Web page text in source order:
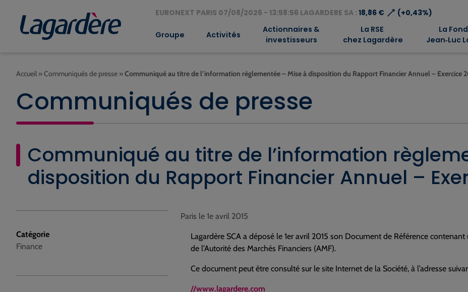
EURONEXT PARIS 07/08/2026 - 13:58:56 LAGARDERE SA : 18,86 €⟶ (+0,43%)
Groupe Activités
Actionnaires &
investisseurs
La RSE
chez Lagardère
La
Jean‑Luc
Accueil »Communiqués de presse »Communiqué au titre de l’information règlementée – Mise à disposition du Rapport Financier Annuel – Exercice
Communiqués de presse
Communiqué au titre de l’information
disposition du Rapport Financier Annuel –
Catégorie
Finance
Paris le 1e avril 2015
Lagardère SCA a déposé le 1er avril 2015 son Document de Référence
de l’Autorité des Marchés Financiers (AMF).
Ce document peut être consulté sur le site Internet de la Société, à l’adresse
//www.lagardere.com